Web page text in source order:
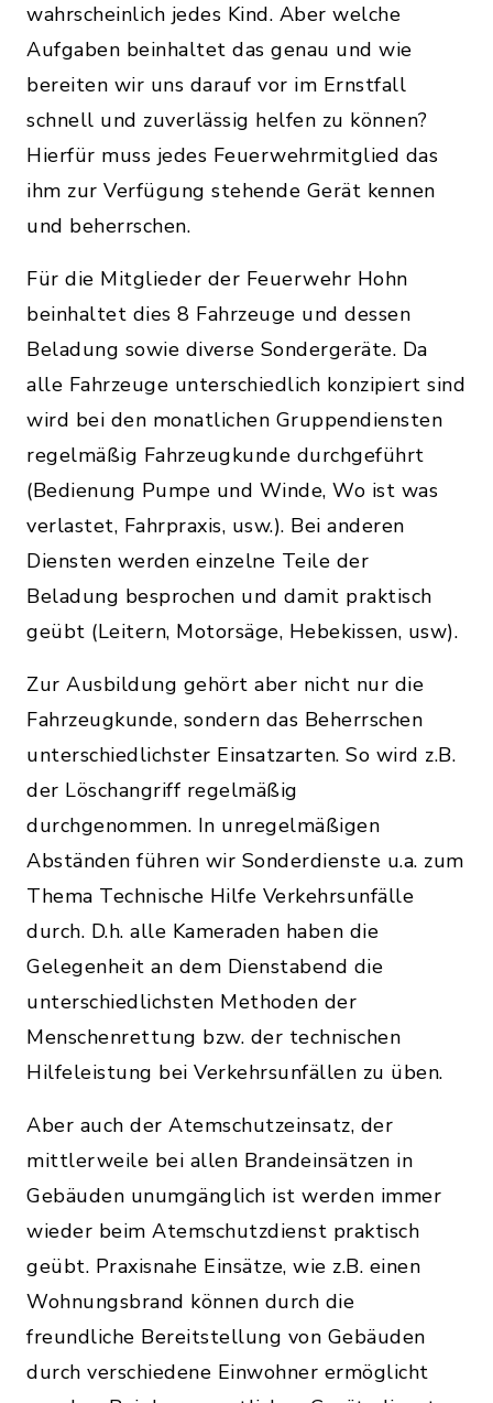
wahrscheinlich jedes Kind. Aber welche
Aufgaben beinhaltet das genau und wie
bereiten wir uns darauf vor im Ernstfall
schnell und zuverlässig helfen zu können?
Hierfür muss jedes Feuerwehrmitglied das
ihm zur Verfügung stehende Gerät kennen
und beherrschen.
Für die Mitglieder der Feuerwehr Hohn
beinhaltet dies 8 Fahrzeuge und dessen
Beladung sowie diverse Sondergeräte. Da
alle Fahrzeuge unterschiedlich konzipiert sind
wird bei den monatlichen Gruppendiensten
regelmäßig Fahrzeugkunde durchgeführt
(Bedienung Pumpe und Winde, Wo ist was
verlastet, Fahrpraxis, usw.). Bei anderen
Diensten werden einzelne Teile der
Beladung besprochen und damit praktisch
geübt (Leitern, Motorsäge, Hebekissen, usw).
Zur Ausbildung gehört aber nicht nur die
Fahrzeugkunde, sondern das Beherrschen
unterschiedlichster Einsatzarten. So wird z.B.
der Löschangriff regelmäßig
durchgenommen. In unregelmäßigen
Abständen führen wir Sonderdienste u.a. zum
Thema Technische Hilfe Verkehrsunfälle
durch. D.h. alle Kameraden haben die
Gelegenheit an dem Dienstabend die
unterschiedlichsten Methoden der
Menschenrettung bzw. der technischen
Hilfeleistung bei Verkehrsunfällen zu üben.
Aber auch der Atemschutzeinsatz, der
mittlerweile bei allen Brandeinsätzen in
Gebäuden unumgänglich ist werden immer
wieder beim Atemschutzdienst praktisch
geübt. Praxisnahe Einsätze, wie z.B. einen
Wohnungsbrand können durch die
freundliche Bereitstellung von Gebäuden
durch verschiedene Einwohner ermöglicht